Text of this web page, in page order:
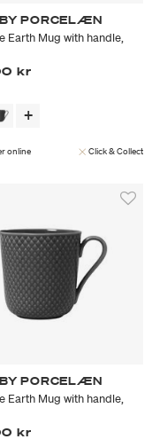
PORCELÆN
Earth Mug with handle,
kr
online Click & Collect
PORCELÆN
Earth Mug with handle,
kr